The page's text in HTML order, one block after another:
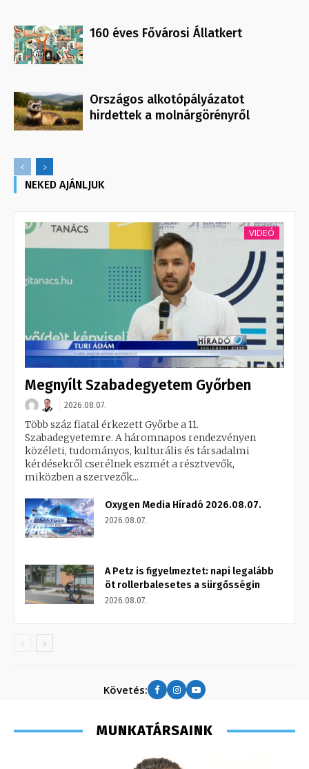
160 éves Fővárosi Állatkert
Országos alkotópályázatot
hirdettek a molnárgörényről
NEKED AJÁNLJUK
VIDEÓ
Megnyílt Szabadegyetem Győrben
2026.08.07.
Több száz fiatal érkezett Győrbe a 11.
Szabadegyetemre. A háromnapos rendezvényen
közéleti, tudományos, kulturális és társadalmi
kérdésekről cserélnek eszmét a résztvevők,
miközben a szervezők...
Oxygen Media Híradó 2026.08.07.
2026.08.07.
A Petz is figyelmeztet: napi legalább
öt rollerbalesetes a sürgősségin
2026.08.07.
Követés:
MUNKATÁRSAINK